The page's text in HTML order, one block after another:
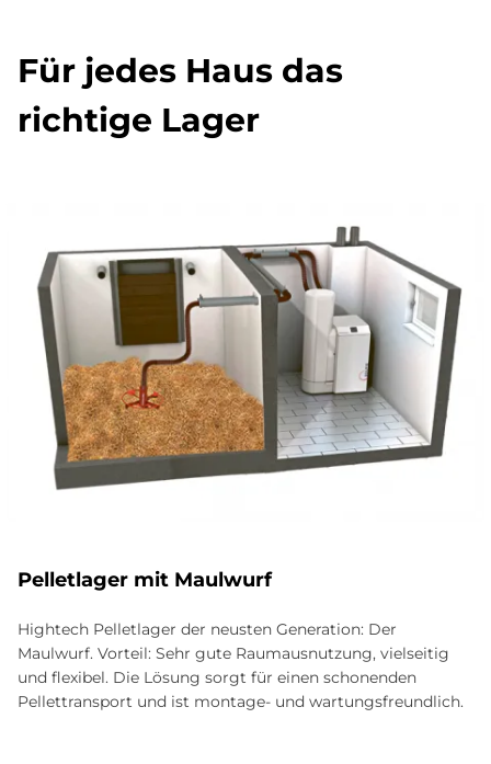
Für je­des Haus das
rich­ti­ge La­ger
Pelletlager mit Maulwurf
Hightech Pelletlager der neusten Generation: Der
Maulwurf. Vorteil: Sehr gute Raumausnutzung, vielseitig
und flexibel. Die Lösung sorgt für einen schonenden
Pellettransport und ist montage- und wartungsfreundlich.